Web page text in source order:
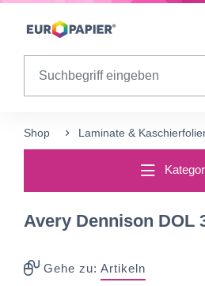
Table Of Content
Ergänzende Produkte
Shop Laminate &
Avery Dennison DOL
Gehe zu: Artikeln